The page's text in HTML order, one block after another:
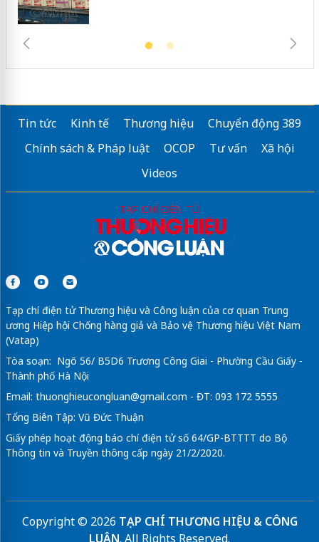
Tin tức Kinh tế Thương hiệu
Chuyển động 389
Chính sách & Pháp luật
OCOP Tư vấn
Xã hội
Videos
Tạp chí điện tử Thương hiệu và Công luận của cơ quan Trung
ương Hiệp hội Chống hàng giả và Bảo vệ Thương hiệu Việt Nam
(Vatap)
Tòa soạn: Ngõ 56/ B5D6 Trương Công Giai - Phường Cầu Giấy -
Thành phố Hà Nội
Email: thuonghieucongluan@gmail.com - ĐT: 093 172 5555
Tổng Biên Tập: Vũ Đức Thuận
Giấy phép hoạt động báo chí điện tử số 64/GP-BTTTT do Bộ
Thông tin và Truyền thông cấp ngày 21/2/2020.
Copyright © 2026 TẠP CHÍ THƯƠNG HIỆU & CÔNG
LUẬN. All Rights Reserved.